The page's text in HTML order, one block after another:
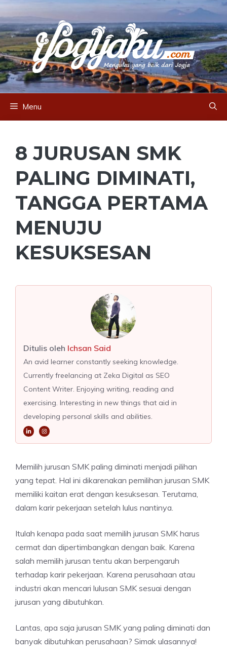
to
content
Menu
8 JURUSAN SMK
PALING DIMINATI,
TANGGA PERTAMA
MENUJU
KESUKSESAN
Ditulis oleh Ichsan Said
An avid learner constantly seeking knowledge.
Currently freelancing at Zeka Digital as SEO
Content Writer. Enjoying writing, reading and
exercising. Interesting in new things that aid in
developing personal skills and abilities.
Memilih jurusan SMK paling diminati menjadi pilihan
yang tepat. Hal ini dikarenakan pemilihan jurusan SMK
memiliki kaitan erat dengan kesuksesan. Terutama,
dalam karir pekerjaan setelah lulus nantinya.
Itulah kenapa pada saat memilih jurusan SMK harus
cermat dan dipertimbangkan dengan baik. Karena
salah memilih jurusan tentu akan berpengaruh
terhadap karir pekerjaan. Karena perusahaan atau
industri akan mencari lulusan SMK sesuai dengan
jurusan yang dibutuhkan.
Lantas, apa saja jurusan SMK yang paling diminati dan
banyak dibutuhkan perusahaan? Simak ulasannya!